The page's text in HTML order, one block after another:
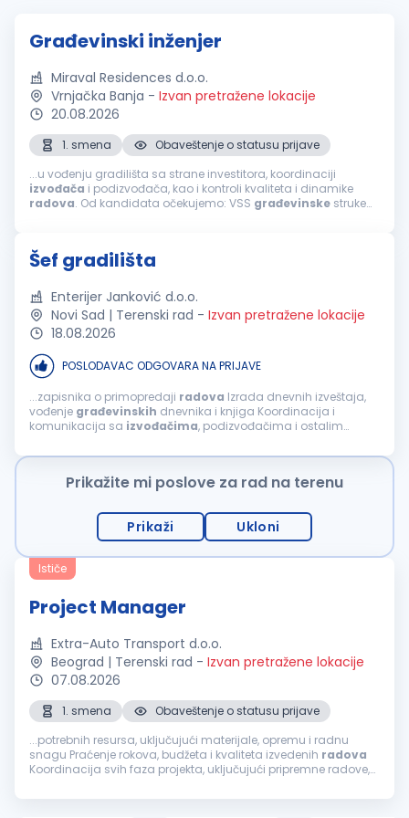
Građevinski inženjer
Miraval Residences d.o.o.
Vrnjačka Banja - Izvan pretražene lokacije
20.08.2026
1. smena
Obaveštenje o statusu prijave
...u vođenju gradilišta sa strane investitora, koordinaciji
izvođača i podizvođača, kao i kontroli kvaliteta i dinamike
radova
. Od kandidata očekujemo: VSS građevinske struke
Šef gradilišta
Enterijer Janković d.o.o.
Novi Sad | Terenski rad - Izvan pretražene lokacije
18.08.2026
POSLODAVAC ODGOVARA NA PRIJAVE
...zapisnika o primopredaji radova Izrada dnevnih izveštaja,
vođenje građevinskih dnevnika i knjiga Koordinacija i
komunikacija sa izvođačima, podizvođačima i ostalim
bezbednosti i zaštite na radu na gradilištu...
Prikažite mi poslove za rad na terenu
Prikaži Ukloni
Ističe
Project Manager
Extra-Auto Transport d.o.o.
Beograd | Terenski rad - Izvan pretražene lokacije
07.08.2026
1. smena
Obaveštenje o statusu prijave
...potrebnih resursa, uključujući materijale, opremu i radnu
snagu Praćenje rokova, budžeta i kvaliteta izvedenih radova
Koordinacija svih faza projekta, uključujući pripremne radove,
podizvođača...